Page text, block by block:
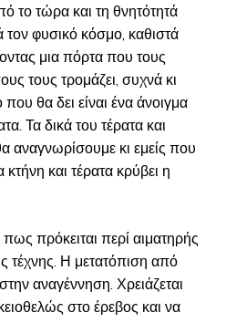
το τώρα και τη θνητότητά
τον φυσικό κόσμο, καθιστά
μια πόρτα που τους
τους τρομάζει, συχνά κι
που θα δει είναι ένα άνοιγμα
Τα δικά του τέρατα και
αναγνωρίσουμε κι εμείς που
και τέρατα κρύβει η
πρόκειται περί αιματηρής
τέχνης. Η μετατόπιση από
αναγέννηση. Χρειάζεται
στο έρεβος και να